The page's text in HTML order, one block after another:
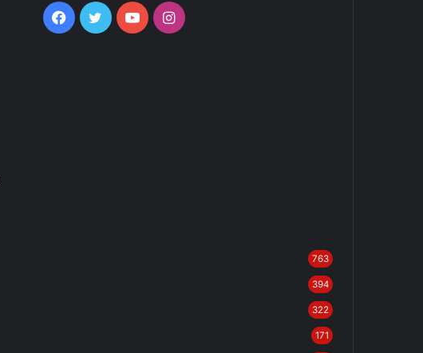
Facebook
TwitterYouTubeInstagram
763
394
322
171